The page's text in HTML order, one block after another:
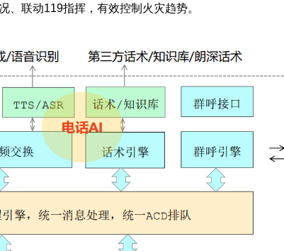
联动119指挥，有效控制火灾趋势。